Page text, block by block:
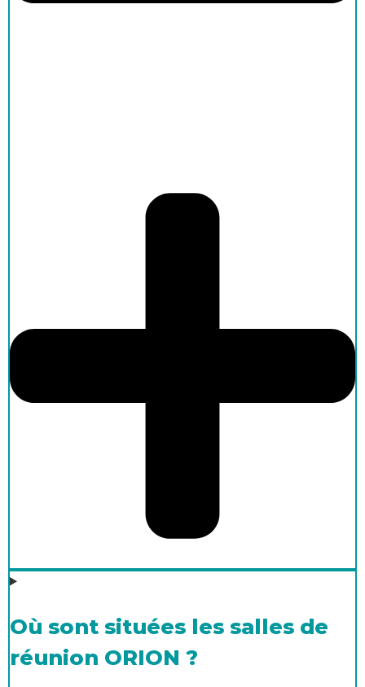
Où sont situées les salles de
réunion ORION ?